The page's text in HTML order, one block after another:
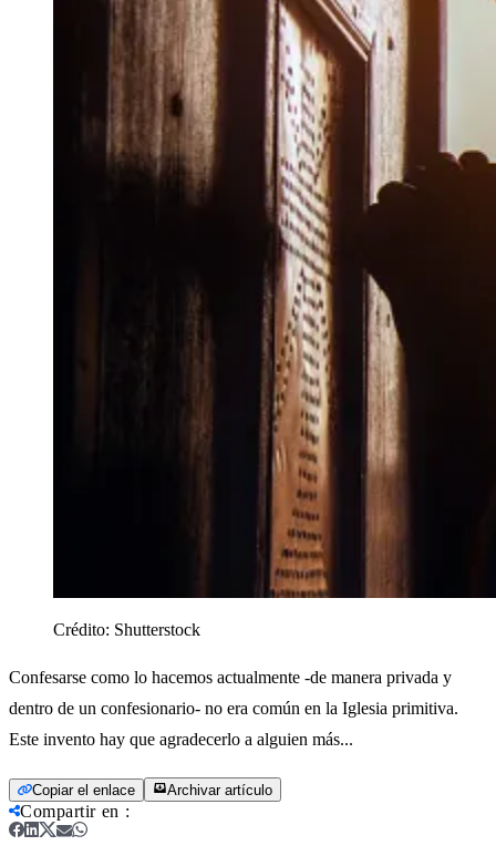
Crédito: Shutterstock
Confesarse como lo hacemos actualmente -de manera privada y
dentro de un confesionario- no era común en la Iglesia primitiva.
Este invento hay que agradecerlo a alguien más...
Copiar el enlace Archivar artículo
Compartir en :